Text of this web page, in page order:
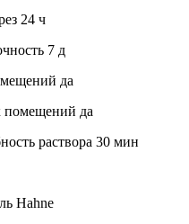
24 ч
7 д
да
да
раствора 30 мин
Hahne